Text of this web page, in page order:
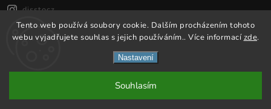
Tento web používá soubory cookie. Dalším procházením tohoto
webu vyjadřujete souhlas s jejich používáním.. Více informacízde.
Nastavení
Souhlasím
disstocz
Shoptet| Design